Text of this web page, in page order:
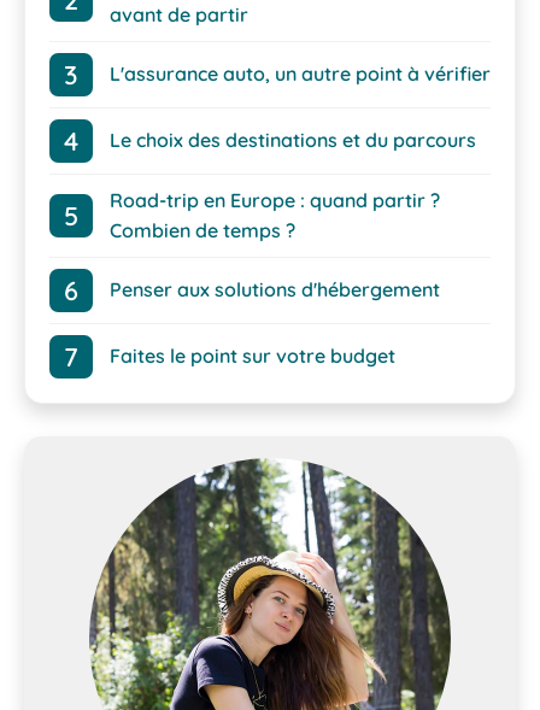
avant de partir
L'assurance auto, un autre point à vérifier
Le choix des destinations et du parcours
Road-trip en Europe : quand partir ?
Combien de temps ?
Penser aux solutions d'hébergement
Faites le point sur votre budget